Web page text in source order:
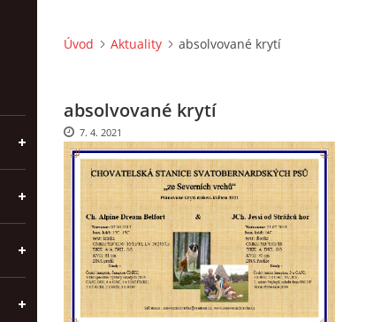
Úvod Aktuality absolvované krytí
absolvované krytí
7. 4. 2021